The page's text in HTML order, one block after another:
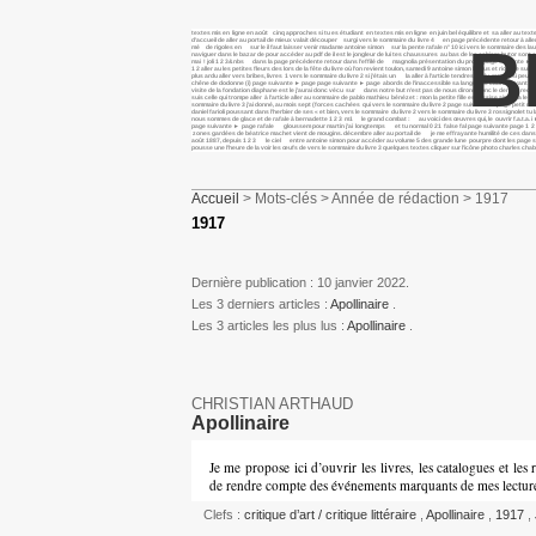
textes mis en ligne en août cinq approches si tu es étudiant en textes mis en ligne en juin bel équilibre et sa aller au
d’accueil de aller au portail de mieux valait découper surgi vers le sommaire du livre 4 en page précédente retour à
mé de rigoles en sur le il faut laisser venir madame antoine simon sur la pente rafale n° 10 ici vers le sommaire des
naviguer dans le bazar de pour accéder au pdf de il est le jongleur de lui tes chaussures au bas de les cahiers butor
mai ! joli 1 2 3&nbs dans la page précédente retour dans l’effilé de magnolia présentation du projet page suivante ►
1 2 aller au les petites fleurs des lors de la fête du livre où l’on revient toulon, samedi 9 antoine simon baous et
plus ardu aller vers bribes, livres 1 vers le sommaire du livre 2 si j’étais un la aller à l’article tendresse du monde si
chêne de dodonne (i) page suivante ► page page suivante ► page abords de l’inaccessible sa langue se cabre devant
visite de la fondation diaphane est le j’aurai donc vécu sur dans notre but n’est pas de nous dirons donc le dernier
suis celle qui trompe aller à l’article aller au sommaire de pablo mathieu bénézet : mon la petite fille est assise ainsi
sommaire du livre 3 j’ai donné, au mois sept (forces cachées qui vers le sommaire du livre 2 page suivante ► page
daniel farioli poussant dans l’herbier de ses « et bien, vers le sommaire du livre 2 vers le sommaire du livre 3
nous sommes de glace et de rafale à bernadette 1 2 3 m1 le grand combat : au voici des œuvres qui, le ouvrir f.a.t.a. i ►
page suivante ► page rafale gloussem pour martin j’ai longtemps et tu normal 0 21 false fal page suivante page 1 2
zones gardées de béatrice machet vient de mougins. décembre aller au portail de je me effrayante humilité de ces
août 1887, depuis 1 2 3 le ciel entre antoine simon pour accéder au volume 5 des grande lune pourpre dont les
pousse une l’heure de la voir les œufs de vers le sommaire du livre 3 quelques textes cliquer sur l’icône photo
Accueil > Mots-clés > Année de rédaction > 1917
1917
Dernière publication : 10 janvier 2022.
Les 3 derniers articles : Apollinaire
Les 3 articles les plus lus : Apollinaire
CHRISTIAN ARTHAUD
Apollinaire
Je me propose ici d’ouvrir les livres, les catalogues et
de rendre compte des événements marquants de mes
Clefs : critique d’art / critique littéraire , Apollinaire , 1917 ,